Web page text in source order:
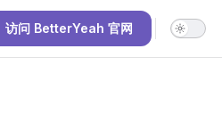
Main
访问 BetterYeah 官网